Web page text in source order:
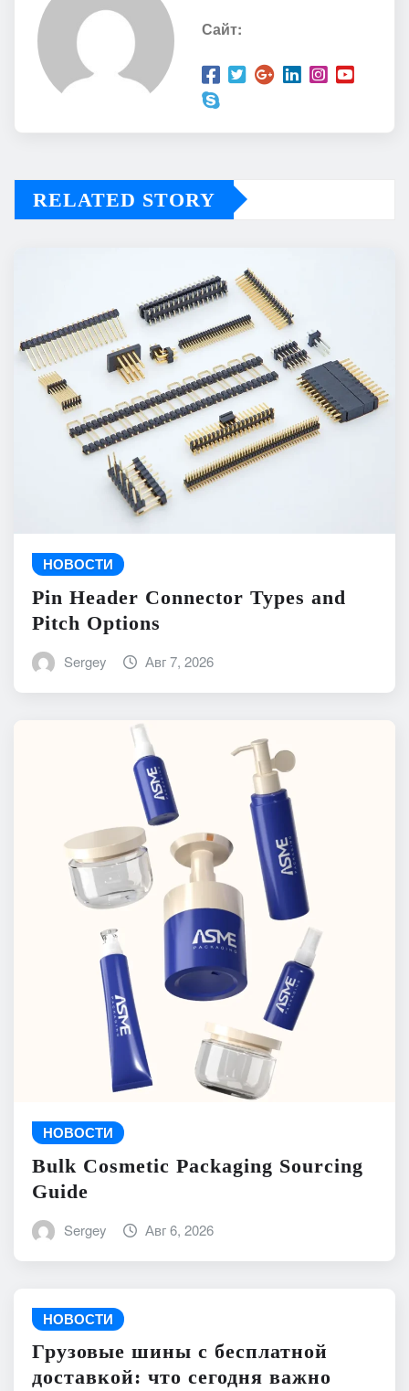
Сайт:
RELATED STORY
НОВОСТИ
Pin Header Connector Types and
Pitch Options
Sergey Авг 7, 2026
НОВОСТИ
Bulk Cosmetic Packaging Sourcing
Guide
Sergey Авг 6, 2026
НОВОСТИ
Грузовые шины с бесплатной
доставкой: что сегодня важно